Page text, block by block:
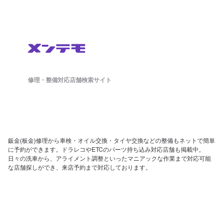
修理・整備対応店舗検索サイト
鈑金(板金)修理から車検・オイル交換・タイヤ交換などの整備もネットで簡単
に予約ができます。ドラレコやETCのパーツ持ち込み対応店舗も掲載中。
日々の洗車から、アライメント調整といったマニアックな作業まで対応可能
な店舗探しができ、来店予約まで対応しております。